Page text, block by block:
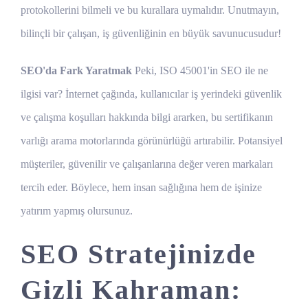
protokollerini bilmeli ve bu kurallara uymalıdır. Unutmayın,
bilinçli bir çalışan, iş güvenliğinin en büyük savunucusudur!
SEO'da Fark Yaratmak Peki, ISO 45001'in SEO ile ne
ilgisi var? İnternet çağında, kullanıcılar iş yerindeki güvenlik
ve çalışma koşulları hakkında bilgi ararken, bu sertifikanın
varlığı arama motorlarında görünürlüğü artırabilir. Potansiyel
müşteriler, güvenilir ve çalışanlarına değer veren markaları
tercih eder. Böylece, hem insan sağlığına hem de işinize
yatırım yapmış olursunuz.
SEO Stratejinizde
Gizli Kahraman: